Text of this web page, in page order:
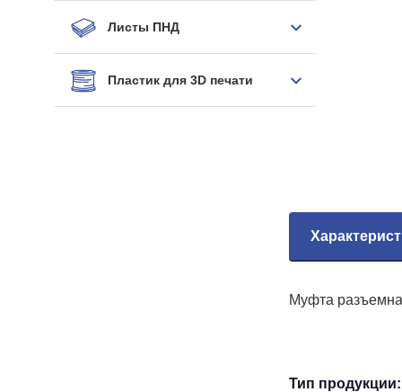
Листы ПНД
Пластик для 3D печати
Муфта
Тип продукции: